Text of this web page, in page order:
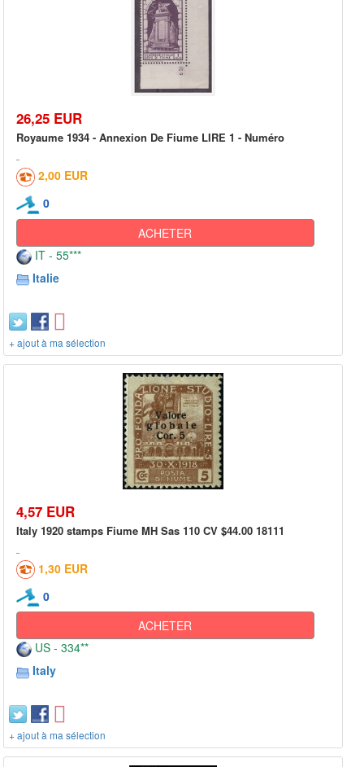
26,25 EUR
Royaume 1934 - Annexion De Fiume LIRE 1 - Numéro
2,00 EUR
0
ACHETER
IT - 55***
Italie
+ ajout à ma sélection
4,57 EUR
Italy 1920 stamps Fiume MH Sas 110 CV $44.00 18111
1,30 EUR
0
ACHETER
US - 334**
Italy
+ ajout à ma sélection